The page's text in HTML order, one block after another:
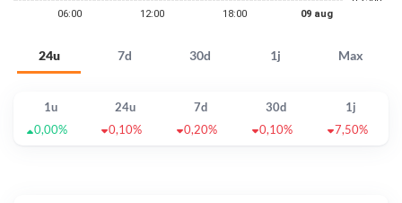
24u 7d 30d 1j Max
1u 24u 7d 30d
1j
0,00%
0,10% 0,20% 0,10% 7,50%